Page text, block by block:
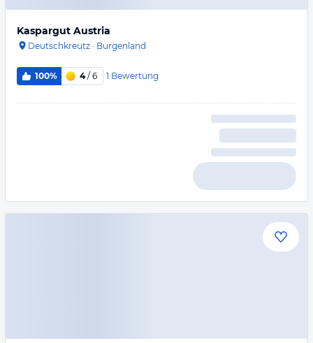
Kaspargut Austria
Deutschkreutz · Burgenland
100% 4/ 6 1 Bewertung